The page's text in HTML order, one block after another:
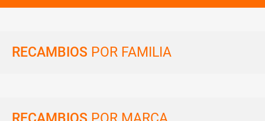
RECAMBIOS POR FAMILIA